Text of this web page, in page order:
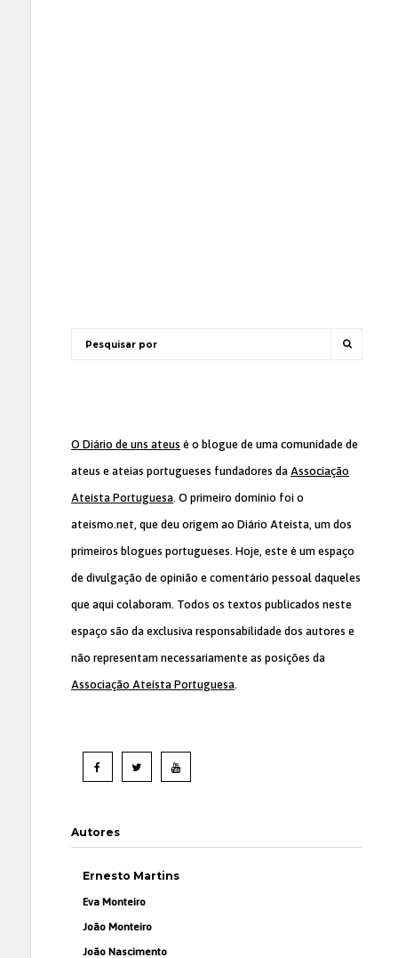
O Diário de uns ateus é o blogue de uma comunidade de
ateus e ateias portugueses fundadores da Associação
Ateísta Portuguesa. O primeiro domínio foi o
ateismo.net, que deu origem ao Diário Ateísta, um dos
primeiros blogues portugueses. Hoje, este é um espaço
de divulgação de opinião e comentário pessoal daqueles
que aqui colaboram. Todos os textos publicados neste
espaço são da exclusiva responsabilidade dos autores e
não representam necessariamente as posições da
Associação Ateísta Portuguesa.
Autores
Ernesto Martins
Eva Monteiro
João Monteiro
João Nascimento